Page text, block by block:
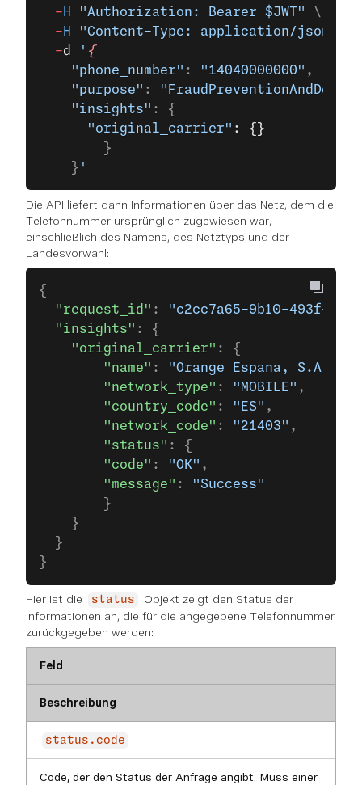
  -
H "Authorization: Bearer $JWT"
\
  -
H "Content-Type: application/json"
  -
d ' {
    "phone_number"
: "14040000000" ,
    "purpose"
:
    "insights"
: {
      "original_carrier"
: {}
        }
    }
'
Die API liefert dann Informationen über das Netz, dem die
Telefonnummer ursprünglich zugewiesen war,
einschließlich des Namens, des Netztyps und der
Landesvorwahl:
{
  "request_id"
:
"c2cc7a65-9b10-493f-
  "insights"
: {
    "original_carrier"
: {
        "name"
:
"Orange Espana, S.A.
        "network_type"
: "MOBILE" ,
        "country_code"
: "ES" ,
        "network_code"
: "21403" ,
        "status"
: {
        "code"
: "OK" ,
        "message"
:
"Success"
        }
    }
  }
}
Hier ist die status
Objekt zeigt den Status der
Informationen an, die für die angegebene Telefonnummer
zurückgegeben werden:
Feld
Beschreibung
status.code
Code, der den Status der Anfrage angibt. Muss einer